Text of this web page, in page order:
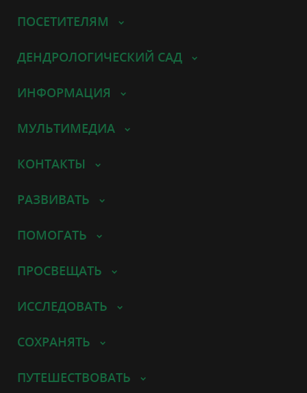
ПОСЕТИТЕЛЯМ
ДЕНДРОЛОГИЧЕСКИЙ САД
ИНФОРМАЦИЯ
МУЛЬТИМЕДИА
КОНТАКТЫ
РАЗВИВАТЬ
ПОМОГАТЬ
ПРОСВЕЩАТЬ
ИССЛЕДОВАТЬ
СОХРАНЯТЬ
ПУТЕШЕСТВОВАТЬ